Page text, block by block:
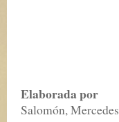
Elaborada por
Salomón, Mercedes